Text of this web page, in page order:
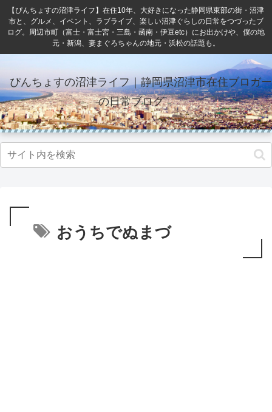
【ぴんちょすの沼津ライフ】在住10年、大好きになった静岡県東部の街・沼津
市と、グルメ、イベント、ラブライブ、楽しい沼津ぐらしの日常をつづったブ
ログ。周辺市町（富士・富士宮・三島・函南・伊豆etc）にお出かけや、僕の地
元・新潟、妻まぐろちゃんの地元・浜松の話題も。
ぴんちょすの沼津ライフ｜静岡県沼津市在住ブロガー
の日常ブログ
おうちでぬまづ